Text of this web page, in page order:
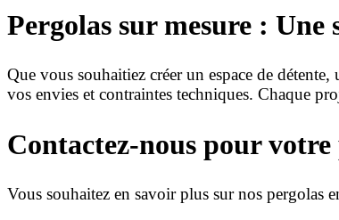
Pergolas sur mesure : Une
Que vous souhaitiez créer un espace de
vos envies et contraintes techniques. Chaque
Contactez-nous pour
Vous souhaitez en savoir plus sur nos pergolas